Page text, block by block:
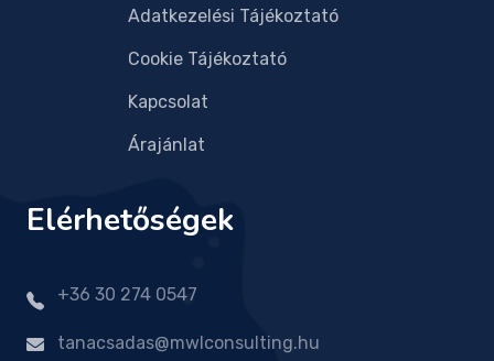
Adatkezelési Tájékoztató
Cookie Tájékoztató
Kapcsolat
Árajánlat
Elérhetőségek
+36 30 274 0547
tanacsadas@mwlconsulting.hu